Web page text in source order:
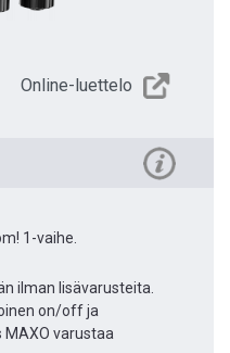
Online-luettelo
1-vaihe.
ilman lisävarusteita.
on/off ja
MAXO varustaa